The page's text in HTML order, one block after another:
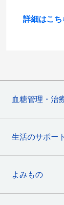
詳細はこち
血糖管理・治
生活のサポート
よみもの